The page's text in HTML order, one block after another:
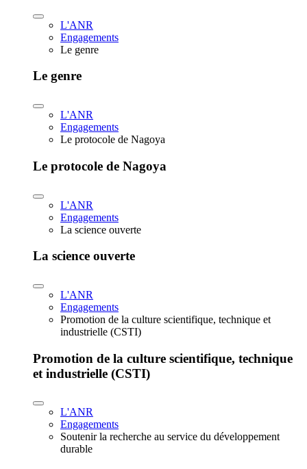
L'ANR
Engagements
Le genre
Le genre
L'ANR
Engagements
Le protocole de Nagoya
Le protocole de Nagoya
L'ANR
Engagements
La science ouverte
La science ouverte
L'ANR
Engagements
Promotion de la culture scientifique, technique et
industrielle (CSTI)
Promotion de la culture scientifique, technique
et industrielle (CSTI)
L'ANR
Engagements
Soutenir la recherche au service du développement
durable